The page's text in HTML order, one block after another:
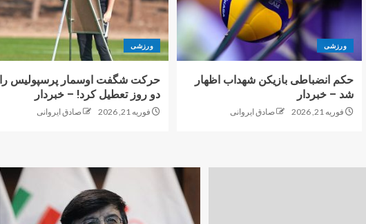
ورزشی
حکم انضباطی بازیکن شهداب اظهار
شد – خبردار
فوریه 21, 2026 صادق ایروانی
ورزشی
حرکت شگفت اوسمار پرسپولیس را
دو روز تعطیل کرد! – خبردار
فوریه 21, 2026 صادق ایروانی